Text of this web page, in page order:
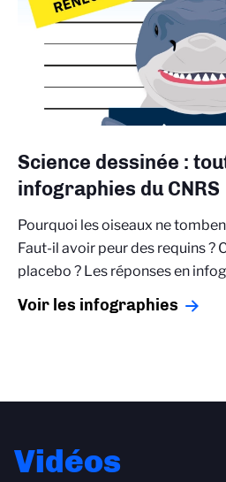
Science dessinée :
infographies du CNRS
Pourquoi les oiseaux ne
Faut-il avoir peur des requins
placebo ? Les réponses en
Voir les infographies
Vidéos